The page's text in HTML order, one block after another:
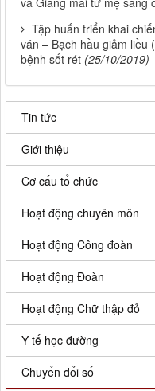
Tập huấn triển khai
ván – Bạch hầu giảm liều
bệnh sốt rét (25/10/2019)
Tin tức
Giới thiệu
Cơ cấu tổ chức
Hoạt động chuyên môn
Hoạt động Công đoàn
Hoạt động Đoàn
Hoạt động Chữ thập đỏ
Y tế học đường
Chuyển đổi số